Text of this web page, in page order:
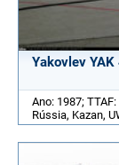
Yakovlev YAK
Ano: 1987;
Rússia, Kazan,